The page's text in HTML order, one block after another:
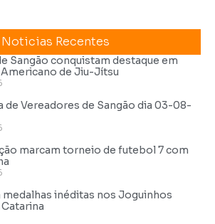
Noticias Recentes
Sangão conquistam destaque em
de Jiu-Jítsu
de Vereadores de Sangão dia 03-08-
marcam torneio de futebol 7 com
medalhas inéditas nos Joguinhos